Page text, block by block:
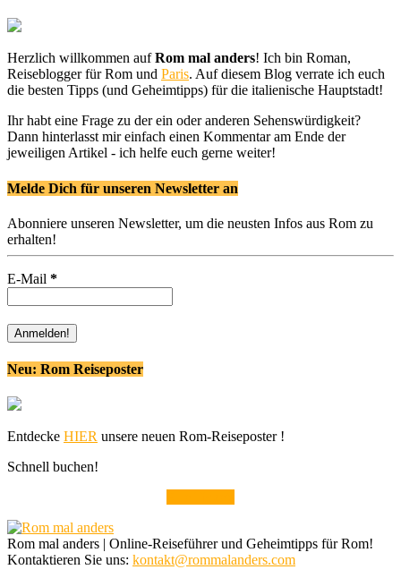
Herzlich willkommen aufRom mal anders! Ich bin Roman,
Reiseblogger für Rom und Paris. Auf diesem Blog verrate ich euch
die besten Tipps (und Geheimtipps) für die italienische Hauptstadt!
Ihr habt eine Frage zu der ein oder anderen Sehenswürdigkeit?
Dann hinterlasst mir einfach einen Kommentar am Ende der
jeweiligen Artikel - ich helfe euch gerne weiter!
Melde Dich für unseren Newsletter an
Abonniere unseren Newsletter, um die neusten Infos aus Rom zu
erhalten!
E-Mail *
Neu: Rom Reiseposter
Entdecke HIER unsere neuen Rom-Reiseposter !
Schnell buchen!
Rom mal anders | Online-Reiseführer und Geheimtipps für Rom!
Kontaktieren Sie uns: kontakt@rommalanders.com